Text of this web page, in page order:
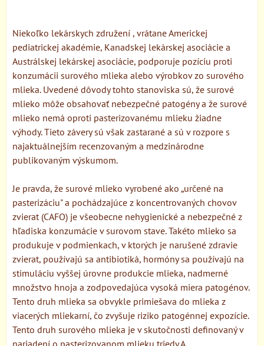
Niekoľko lekárskych združení , vrátane Americkej
pediatrickej akadémie, Kanadskej lekárskej asociácie a
Austrálskej lekárskej asociácie, podporuje pozíciu proti
konzumácii surového mlieka alebo výrobkov zo surového
mlieka. Uvedené dôvody tohto stanoviska sú, že surové
mlieko môže obsahovať nebezpečné patogény a že surové
mlieko nemá oproti pasterizovanému mlieku žiadne
výhody. Tieto závery sú však zastarané a sú v rozpore s
najaktuálnejším recenzovaným a medzinárodne
publikovaným výskumom.
Je pravda, že surové mlieko vyrobené ako „určené na
pasterizáciu" a pochádzajúce z koncentrovaných chovov
zvierat (CAFO) je všeobecne nehygienické a nebezpečné z
hľadiska konzumácie v surovom stave. Takéto mlieko sa
produkuje v podmienkach, v ktorých je narušené zdravie
zvierat, používajú sa antibiotiká, hormóny sa používajú na
stimuláciu vyššej úrovne produkcie mlieka, nadmerné
množstvo hnoja a zodpovedajúca vysoká miera patogénov.
Tento druh mlieka sa obvykle primiešava do mlieka z
viacerých mliekarní, čo zvyšuje riziko patogénnej expozície.
Tento druh surového mlieka je v skutočnosti definovaný v
nariadení o pasterizovanom mlieku triedy A.